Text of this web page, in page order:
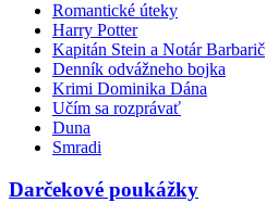
Romantické úteky
Harry Potter
Kapitán Stein a Notár Barbarič
Denník odvážneho bojka
Krimi Dominika Dána
Učím sa rozprávať
Duna
Smradi
Darčekové poukážky